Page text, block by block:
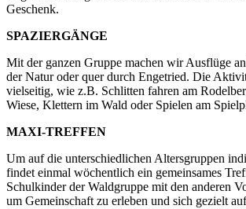
Geschenk.
SPAZIERGÄNGE
Mit der ganzen Gruppe machen wir Ausflüge
der Natur oder quer durch Engetried. Die
vielseitig, wie z.B. Schlitten fahren am
Wiese, Klettern im Wald oder Spielen am
MAXI-TREFFEN
Um auf die unterschiedlichen Altersgruppen
findet einmal wöchentlich ein gemeinsames
Schulkinder der Waldgruppe mit den anderen
um Gemeinschaft zu erleben und sich gezielt